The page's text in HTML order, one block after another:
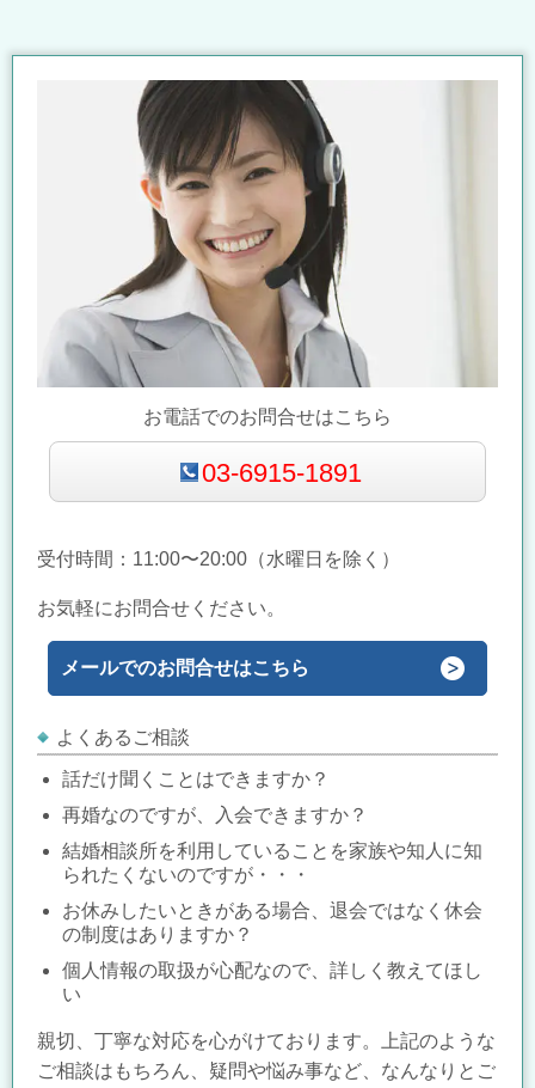
お電話でのお問合せはこちら
03-6915-1891
受付時間：11:00〜20:00（水曜日を除く）
お気軽にお問合せください。
メールでのお問合せはこちら
よくあるご相談
話だけ聞くことはできますか？
再婚なのですが、入会できますか？
結婚相談所を利用していることを家族や知人に知
られたくないのですが・・・
お休みしたいときがある場合、退会ではなく休会
の制度はありますか？
個人情報の取扱が心配なので、詳しく教えてほし
い
親切、丁寧な対応を心がけております。上記のような
ご相談はもちろん、疑問や悩み事など、なんなりとご